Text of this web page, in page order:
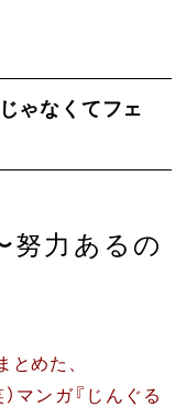
ゃなくてフェ
力あるの
とめた、
マンガ『じんぐる